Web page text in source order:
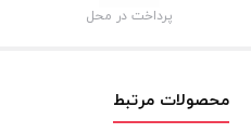
پرداخت در محل
محصولات مرتبط